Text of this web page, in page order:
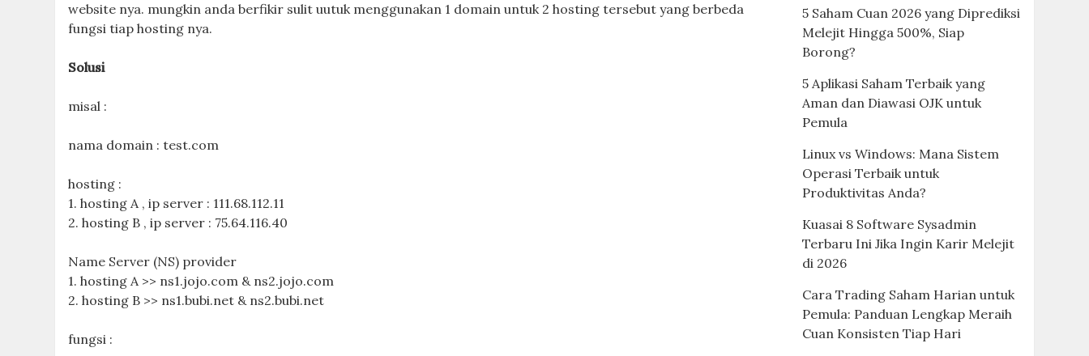
website nya. mungkin anda berfikir sulit uutuk menggunakan 1 domain untuk 2 hosting tersebut yang berbeda
fungsi tiap hosting nya.
Solusi
misal :
nama domain : test.com
hosting :
1. hosting A , ip server : 111.68.112.11
2. hosting B , ip server : 75.64.116.40
Name Server (NS) provider
1. hosting A >> ns1.jojo.com & ns2.jojo.com
2. hosting B >> ns1.bubi.net & ns2.bubi.net
fungsi :
5 Saham Cuan 2026 yang Diprediksi
Melejit Hingga 500%, Siap
Borong?
5 Aplikasi Saham Terbaik yang
Aman dan Diawasi OJK untuk
Pemula
Linux vs Windows: Mana Sistem
Operasi Terbaik untuk
Produktivitas Anda?
Kuasai 8 Software Sysadmin
Terbaru Ini Jika Ingin Karir Melejit
di 2026
Cara Trading Saham Harian untuk
Pemula: Panduan Lengkap Meraih
Cuan Konsisten Tiap Hari